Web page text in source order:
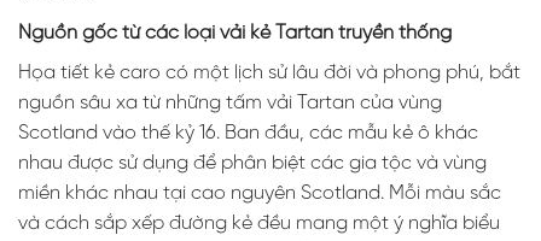
Nguồn gốc từ các loại vải kẻ Tartan truyền thống
Họa tiết kẻ caro có một lịch sử lâu đời và phong phú, bắt
nguồn sâu xa từ những tấm vải Tartan của vùng
Scotland vào thế kỷ 16. Ban đầu, các mẫu kẻ ô khác
nhau được sử dụng để phân biệt các gia tộc và vùng
miền khác nhau tại cao nguyên Scotland. Mỗi màu sắc
và cách sắp xếp đường kẻ đều mang một ý nghĩa biểu